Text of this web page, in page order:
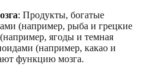
: Продукты, богатые
(например, рыба и грецкие
ягоды и темная
(например, какао и
функцию мозга.